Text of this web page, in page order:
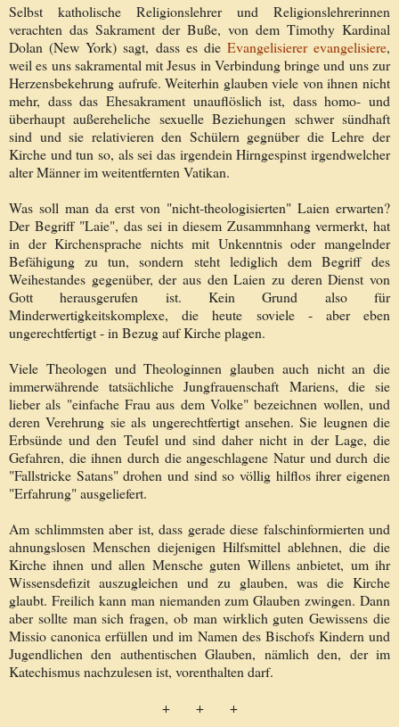
Selbst katholische Religionslehrer und Religionslehrerinnen
verachten das Sakrament der Buße, von dem Timothy Kardinal
Dolan (New York) sagt, dass es die Evangelisierer evangelisiere,
weil es uns sakramental mit Jesus in Verbindung bringe und uns zur
Herzensbekehrung aufrufe. Weiterhin glauben viele von ihnen nicht
mehr, dass das Ehesakrament unauflöslich ist, dass homo- und
überhaupt außereheliche sexuelle Beziehungen schwer sündhaft
sind und sie relativieren den Schülern gegnüber die Lehre der
Kirche und tun so, als sei das irgendein Hirngespinst irgendwelcher
alter Männer im weitentfernten Vatikan.
Was soll man da erst von "nicht-theologisierten" Laien erwarten?
Der Begriff "Laie", das sei in diesem Zusammnhang vermerkt, hat
in der Kirchensprache nichts mit Unkenntnis oder mangelnder
Befähigung zu tun, sondern steht lediglich dem Begriff des
Weihestandes gegenüber, der aus den Laien zu deren Dienst von
Gott herausgerufen ist. Kein Grund also für
Minderwertigkeitskomplexe, die heute soviele - aber eben
ungerechtfertigt - in Bezug auf Kirche plagen.
Viele Theologen und Theologinnen glauben auch nicht an die
immerwährende tatsächliche Jungfrauenschaft Mariens, die sie
lieber als "einfache Frau aus dem Volke" bezeichnen wollen, und
deren Verehrung sie als ungerechtfertigt ansehen. Sie leugnen die
Erbsünde und den Teufel und sind daher nicht in der Lage, die
Gefahren, die ihnen durch die angeschlagene Natur und durch die
"Fallstricke Satans" drohen und sind so völlig hilflos ihrer eigenen
"Erfahrung" ausgeliefert.
Am schlimmsten aber ist, dass gerade diese falschinformierten und
ahnungslosen Menschen diejenigen Hilfsmittel ablehnen, die die
Kirche ihnen und allen Mensche guten Willens anbietet, um ihr
Wissensdefizit auszugleichen und zu glauben, was die Kirche
glaubt. Freilich kann man niemanden zum Glauben zwingen. Dann
aber sollte man sich fragen, ob man wirklich guten Gewissens die
Missio canonica erfüllen und im Namen des Bischofs Kindern und
Jugendlichen den authentischen Glauben, nämlich den, der im
Katechismus nachzulesen ist, vorenthalten darf.
+ + +